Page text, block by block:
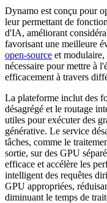
Dynamo est conçu pour
leur permettant de
d'IA, améliorant
favorisant une meilleure
open-source et
nécessaire pour mettre à
efficacement à travers
La plateforme inclut des
désagrégé et le routage
utiles pour exécuter des
générative. Le service
tâches, comme le
sortie, sur des GPU
efficace et accélère les
intelligent des requêtes
GPU appropriées,
diminuant le temps de